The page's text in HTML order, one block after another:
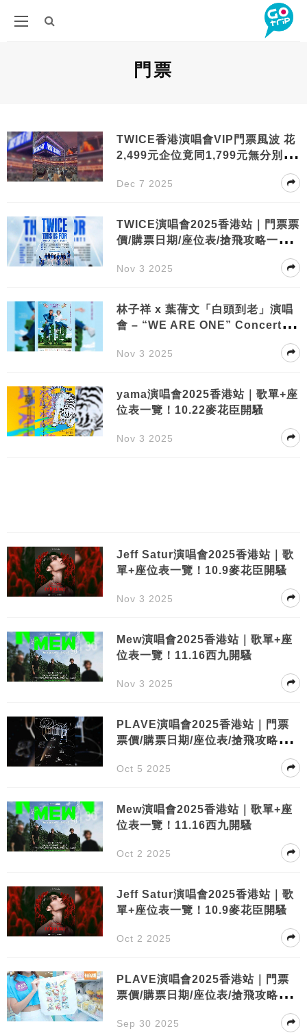
門票
TWICE香港演唱會VIP門票風波 花
2,499元企位竟同1,799元無分別 粉
Dec 7 2025
TWICE演唱會2025香港站｜門票票
價/購票日期/座位表/搶飛攻略一文
Nov 3 2025
林子祥 x 葉蒨文「白頭到老」演唱
會 – “WE ARE ONE” Concert 20
25｜門票票價/購票日期/座位表/搶
飛攻略一文睇清
Nov 3 2025
yama演唱會2025香港站｜歌單+座
位表一覽！10.22麥花臣開騷
Nov 3 2025
Jeff Satur演唱會2025香港站｜歌
單+座位表一覽！10.9麥花臣開騷
Nov 3 2025
Mew演唱會2025香港站｜歌單+座
位表一覽！11.16西九開騷
Nov 3 2025
PLAVE演唱會2025香港站｜門票
票價/購票日期/座位表/搶飛攻略一
Oct 5 2025
Mew演唱會2025香港站｜歌單+座
位表一覽！11.16西九開騷
Oct 2 2025
Jeff Satur演唱會2025香港站｜歌
單+座位表一覽！10.9麥花臣開騷
Oct 2 2025
PLAVE演唱會2025香港站｜門票
票價/購票日期/座位表/搶飛攻略一
Sep 30 2025